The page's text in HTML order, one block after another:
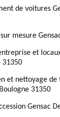
de voitures
mesure
et
31350
et nettoyage
31350
Gensac